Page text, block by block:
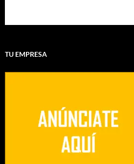
TU EMPRESA